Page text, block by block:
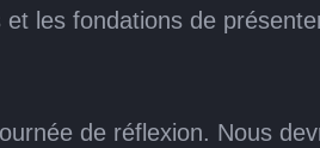
les fondations de
de réflexion. Nous